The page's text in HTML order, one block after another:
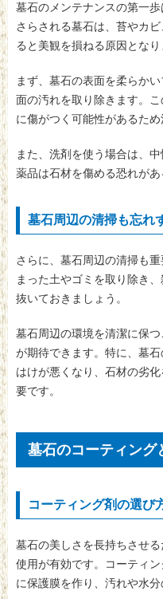
墓石のメンテナンスの第一
さらされる墓石は、苔やカ
ると美観を損ねる原因となり
まず、墓石の表面を柔らか
面の汚れを取り除きます。
に傷がつく可能性があるため
また、洗剤を使う場合は、
薬品は石材を傷める恐れがあ
墓石周辺の清掃も忘れ
さらに、墓石周辺の清掃も
まった土やゴミを取り除き
抜いておきましょう。
墓石周辺の環境を清潔に保
が期待できます。特に、墓
はけが悪くなり、石材の劣
要です。
墓石のコーティング
コーティング剤の選び
墓石の美しさを長持ちさせ
使用が有効です。コーティ
に保護膜を作り、汚れや水